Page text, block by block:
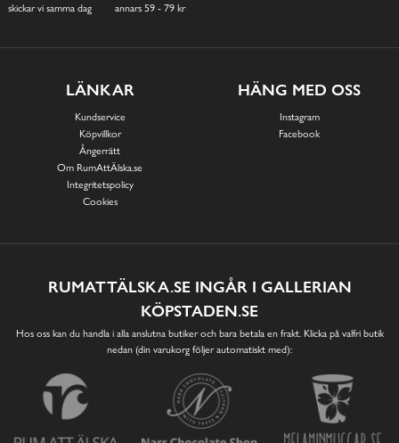
skickar vi samma dag
annars 59 - 79 kr
LÄNKAR
Kundservice
Köpvillkor
Ångerrätt
Om RumAttÄlska.se
Integritetspolicy
Cookies
HÄNG MED OSS
Instagram
Facebook
RUMATTÄLSKA.SE INGÅR I GALLERIAN
KÖPSTADEN.SE
Hos oss kan du handla i alla anslutna butiker och bara betala en frakt. Klicka på valfri butik
nedan (din varukorg följer automatiskt med):